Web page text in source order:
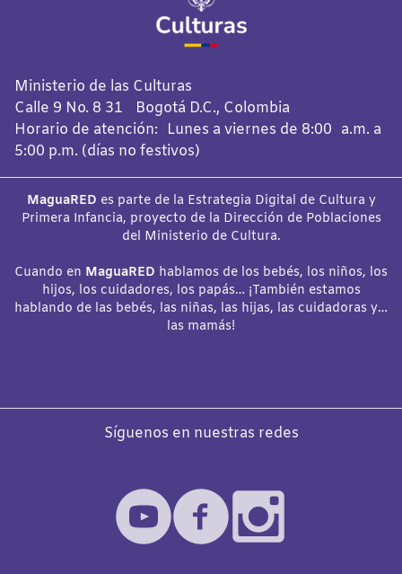
Ministerio de las Culturas
Calle 9 No. 8 31 Bogotá D.C., Colombia
Horario de atención: Lunes a viernes de 8:00 a.m. a
5:00 p.m. (días no festivos)
MaguaRED es parte de la Estrategia Digital de Cultura y
Primera Infancia, proyecto de la Dirección de Poblaciones
del Ministerio de Cultura.
Cuando en MaguaRED hablamos de los bebés, los niños, los
hijos, los cuidadores, los papás… ¡También estamos
hablando de las bebés, las niñas, las hijas, las cuidadoras y…
las mamás!
Síguenos en nuestras redes